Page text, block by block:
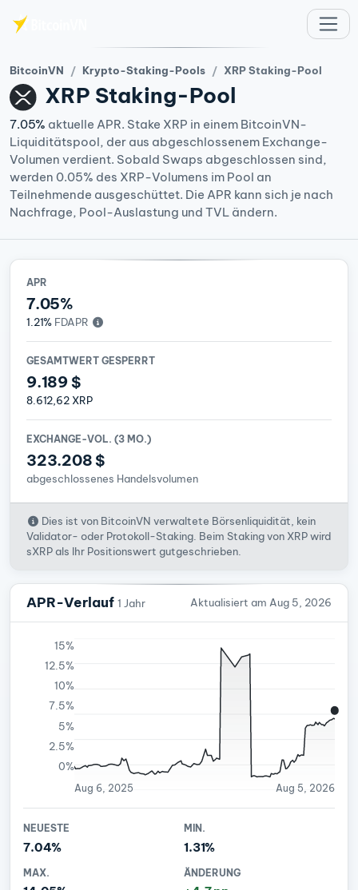
BitcoinVN Krypto-Staking-Pools XRP Staking-Pool
XRP Staking-Pool
7.05% aktuelle APR. Stake XRP in einem BitcoinVN-
Liquiditätspool, der aus abgeschlossenem Exchange-
Volumen verdient. Sobald Swaps abgeschlossen sind,
werden 0.05% des XRP-Volumens im Pool an
Teilnehmende ausgeschüttet. Die APR kann sich je nach
Nachfrage, Pool-Auslastung und TVL ändern.
APR
7.05%
1.21% FDAPR
GESAMTWERT GESPERRT
9.189 $
8.612,62 XRP
EXCHANGE-VOL. (3 MO.)
323.208 $
abgeschlossenes Handelsvolumen
Dies ist von BitcoinVN verwaltete Börsenliquidität, kein
Validator- oder Protokoll-Staking. Beim Staking von XRP wird
sXRP als Ihr Positionswert gutgeschrieben.
APR-Verlauf 1 Jahr Aktualisiert am Aug 5, 2026
15%
12.5%
10%
7.5%
5%
2.5%
0%
Aug 6, 2025 Aug 5, 2026
NEUESTE
7.04%
MIN.
1.31%
MAX. ÄNDERUNG